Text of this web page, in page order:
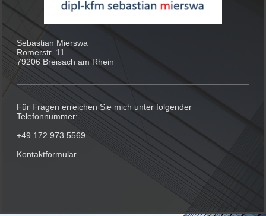
Sebastian Mierswa
Römerstr. 11
79206 Breisach am Rhein
Für Fragen erreichen Sie mich unter folgender
Telefonnummer:
+49 172 973 5569
Kontaktformular.